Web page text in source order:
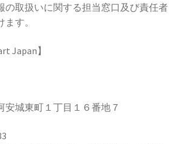
の取扱いに関する担当窓口及び責任者
す。
Japan】
安城東町１丁目１６番地７